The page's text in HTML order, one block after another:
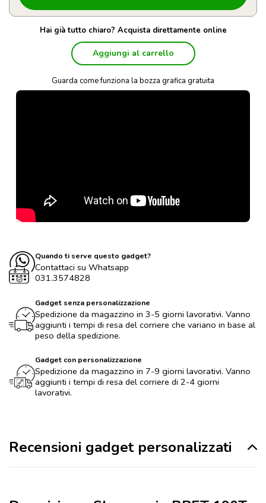
Hai già tutto chiaro? Acquista direttamente online
Aggiungi al carrello
Guarda come funziona la bozza grafica gratuita
Quando ti serve questo gadget?
Contattaci su Whatsapp
031.3574828
Gadget senza personalizzazione
Spedizione da magazzino in 3-5 giorni lavorativi. Vanno
aggiunti i tempi di resa del corriere che variano in base al
peso della spedizione.
Gadget con personalizzazione
Spedizione da magazzino in 7-9 giorni lavorativi. Vanno
aggiunti i tempi di resa del corriere di 2-4 giorni
lavorativi.
Recensioni gadget personalizzati